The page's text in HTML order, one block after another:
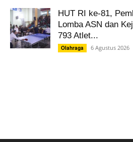
HUT RI ke-81,
Lomba ASN dan
793 Atlet...
Olahraga 6 Agustus 2026